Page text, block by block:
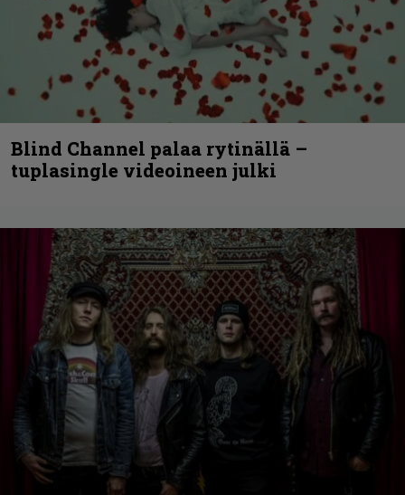
Blind Channel palaa rytinällä –
tuplasingle videoineen julki